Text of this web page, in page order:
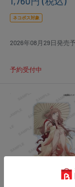
価
ネコポス対象
2026年08月29日発売
予約受付中